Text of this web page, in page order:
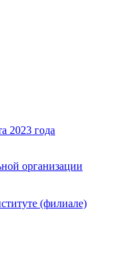
организации
(филиале)